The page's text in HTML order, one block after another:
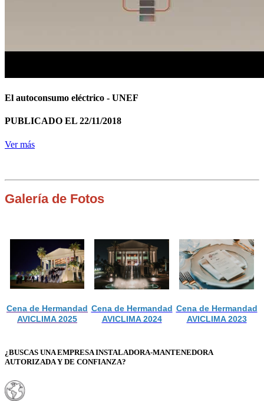
El autoconsumo eléctrico - UNEF
PUBLICADO EL 22/11/2018
Ver más
Galería de Fotos
Cena de Hermandad
AVICLIMA 2025
Cena de Hermandad
AVICLIMA 2024
Cena de Hermandad
AVICLIMA 2023
¿BUSCAS UNA EMPRESA INSTALADORA-MANTENEDORA
AUTORIZADA Y DE CONFIANZA?